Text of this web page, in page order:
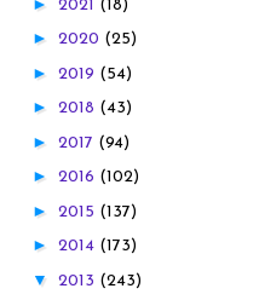
2021 (18)
► 2020 (25)
► 2019 (54)
► 2018 (43)
► 2017 (94)
► 2016 (102)
► 2015 (137)
► 2014 (173)
▼ 2013 (243)